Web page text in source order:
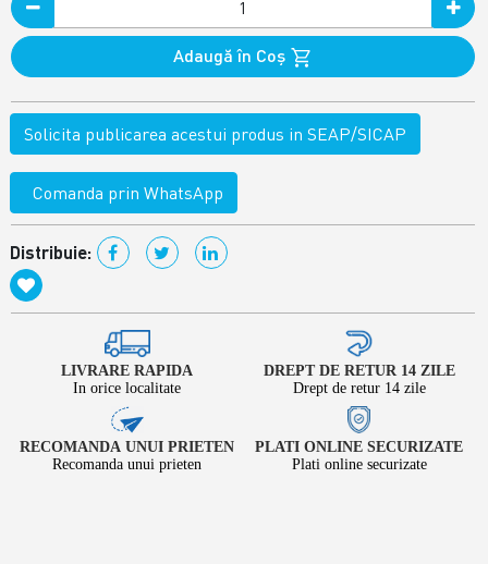
Adaugă în Coş
Solicita publicarea acestui produs in SEAP/SICAP
Comanda prin WhatsApp
Distribuie:
LIVRARE RAPIDA
In orice localitate
DREPT DE RETUR 14 ZILE
Drept de retur 14 zile
RECOMANDA UNUI PRIETEN
Recomanda unui prieten
PLATI ONLINE SECURIZATE
Plati online securizate